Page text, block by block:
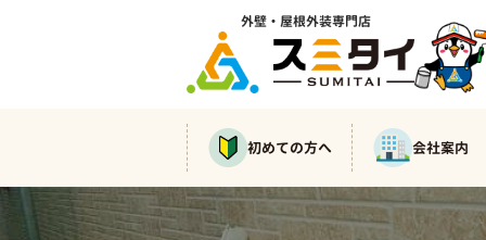
外壁・屋根外装専門店
初めての方へ 会社案内